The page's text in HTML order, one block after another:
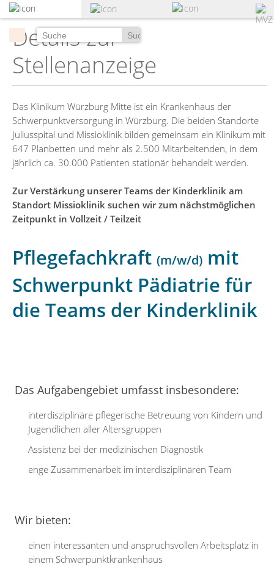
zum
Hauptinhalt
springen
Suchen
Details zur
Stellenanzeige
Das Klinikum Würzburg Mitte ist ein Krankenhaus der
Schwerpunktversorgung in Würzburg. Die beiden Standorte
Juliusspital und Missioklinik bilden gemeinsam ein Klinikum mit
647 Planbetten und mehr als 2.500 Mitarbeitenden, in dem
jährlich ca. 30.000 Patienten stationär behandelt werden.
Zur Verstärkung unserer Teams der Kinderklinik am
Standort Missioklinik suchen wir zum nächstmöglichen
Zeitpunkt in Vollzeit / Teilzeit
Pflegefachkraft (m/w/d)mit
Schwerpunkt Pädiatrie für
die Teams der Kinderklinik
Das Aufgabengebiet umfasst insbesondere:
interdisziplinäre pflegerische Betreuung von Kindern und
Jugendlichen aller Altersgruppen
Assistenz bei der medizinischen Diagnostik
enge Zusammenarbeit im interdisziplinären Team
Wir bieten:
einen interessanten und anspruchsvollen Arbeitsplatz in
einem Schwerpunktkrankenhaus